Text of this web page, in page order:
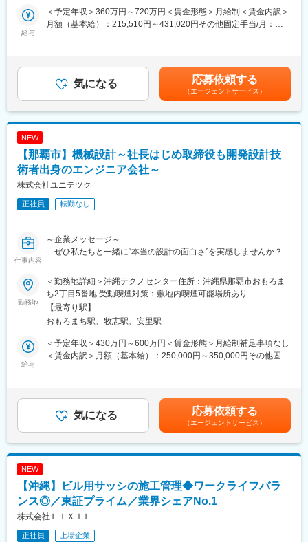
流工程を担当
（チームのフロントに立ち、要件定義からリリースまでの工程を
・システムの問題点や課題を抽出し、解決
＜業務フロー＞
のへの評価を受けやすく、モノづくりのやりがいを強く感じられ
る
◎様々なドメインで活躍しているエンジニアと技術交流ができる
◎開発環境、生産性改善支援制度
ニター、ハーマンミラーなど）
＜システム※一部＞
Node.js、Rails、MySQL、PostgreSQL、 Linuxなど
＜インフラ＞
AWS、GCP、Azure、プライベートクラウドなど
とのプロジェクトマネジメントが経験できます。
入れながら、事業成長をより一層加速させるために、妨げとなる
阻害要因の排除、サポートを行っています。具体的には、東京や
ベトナムのチームと密に連携しながら、システムの開発から運
ク対応まで、多岐にわたる業務を担当しています。
◇AWS勉強会
◇GCP勉強会
◇社内技術カンファレンス （CA BASE CAMP、CA BASE NEXT
給与
＜予定年収＞360万円～720万円＜賃金形態＞月給制＜賃金内訳＞
月額（基本給）：215,510円～431,020円その他固定手当/月：
無＞有＜残業手当＞有＜給与補足＞■その他固定手当：固定残業手
当※深夜労働23時間分■みなし残業代を超える時間外労働や深夜労
働が発生した場合は、別途残業代を支給します。■初任給は経験・
能力を考慮の上、優遇いたします。■昇給：年2回(半年に一度査定
面談があります)賃金はあくまでも目安の金額であり、選考を通じ
です。
気になる 応募依頼する
（エージェントサービス）
NEW
【那覇市】機械設計～社長はじめ取締役も開発設計技
術者出身のエンジニア会社～
株式会社ユニテツク
正社員 転勤なし
仕事内容
～企業メッセージ～
ぜひ私たちと一緒に“本当の設計の面白さ”を実感しませんか？
・生涯エンジニアとして活躍していきたい
・自分の技術の幅をさらに広げたい
・地元で地に足着けて働きたい
ユニテツクはこのような想いをお持ちのあなたにお勧めの企業で
す。
その理由は
（2） 安定性：会社設立から３６年連続黒字経営を続ける安定企
業です
（4） 地域密着：地元採用・地元配属のため転勤もありません
図などの作成などおこなっております。
また、製品設計では自動車部品の設計から航空機の構造設計、エ
レベーターやエスカレータの設計も手掛けております。
《構想設計》
勤務地
＜勤務地詳細＞沖縄テクノセンター住所：沖縄県那覇市おもろま
ち2丁目5番地 受動喫煙対策：敷地内喫煙可能場所あり
【最寄り駅】
おもろまち駅、牧志駅、安里駅
給与
＜予定年収＞430万円～600万円＜賃金形態＞月給制補足事項なし
＜賃金内訳＞月額（基本給）：250,000円～350,000円その他固定
12月※2024年実績4.30月分）※別途、決算賞与が支給される場合が
あります。■予定年収には、子供手当および通勤交通費は含んでお
りません賃金はあくまでも目安の金額であり、選考を通じて上下
する可能性があります。月給(月額)は固定手当を含めた表記です。
気になる 応募依頼する
（エージェントサービス）
NEW
【沖縄】ビル用サッシの施工管理◆ワークライフバラ
ンス◎／東証プライム／業界シェアNo.1
株式会社ＬＩＸＩＬ
正社員 上場企業